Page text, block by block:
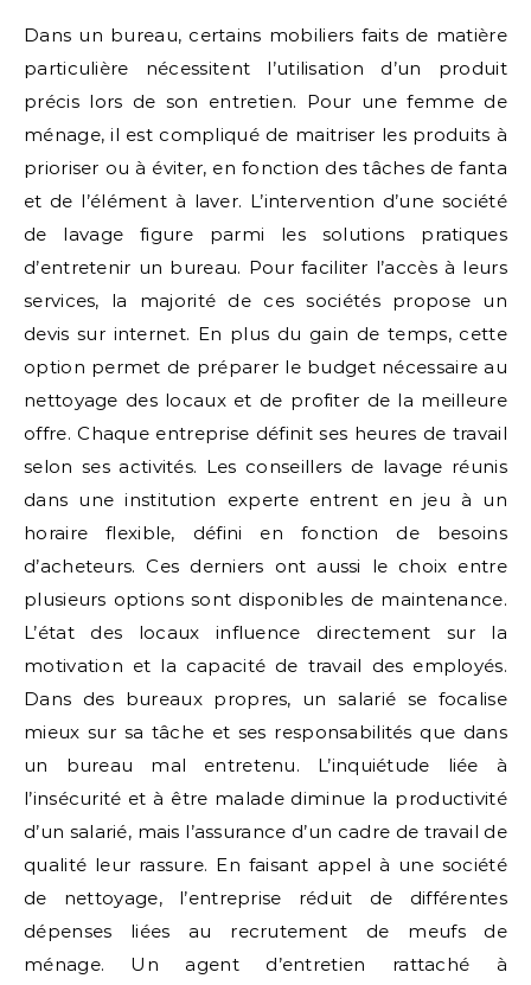
Dans un bureau, certains mobiliers faits de matière
particulière nécessitent l’utilisation d’un produit
précis lors de son entretien. Pour une femme de
ménage, il est compliqué de maitriser les produits à
prioriser ou à éviter, en fonction des tâches de fanta
et de l’élément à laver. L’intervention d’une société
de lavage figure parmi les solutions pratiques
d’entretenir un bureau. Pour faciliter l’accès à leurs
services, la majorité de ces sociétés propose un
devis sur internet. En plus du gain de temps, cette
option permet de préparer le budget nécessaire au
nettoyage des locaux et de profiter de la meilleure
offre. Chaque entreprise définit ses heures de travail
selon ses activités. Les conseillers de lavage réunis
dans une institution experte entrent en jeu à un
horaire flexible, défini en fonction de besoins
d’acheteurs. Ces derniers ont aussi le choix entre
plusieurs options sont disponibles de maintenance.
L’état des locaux influence directement sur la
motivation et la capacité de travail des employés.
Dans des bureaux propres, un salarié se focalise
mieux sur sa tâche et ses responsabilités que dans
un bureau mal entretenu. L’inquiétude liée à
l’insécurité et à être malade diminue la productivité
d’un salarié, mais l’assurance d’un cadre de travail de
qualité leur rassure. En faisant appel à une société
de nettoyage, l’entreprise réduit de différentes
dépenses liées au recrutement de meufs de
ménage. Un agent d’entretien rattaché à